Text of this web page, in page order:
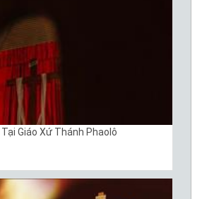
Giáo Xứ Thánh Phaolô